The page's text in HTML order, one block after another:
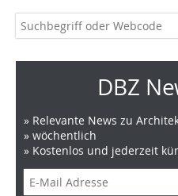
DBZ
» Relevante News zu
» wöchentlich
» Kostenlos und jederzeit